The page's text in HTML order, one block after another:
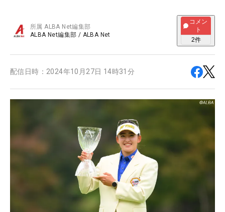
所属ALBA Net編集部
ALBA Net編集部 / ALBA Net
コメン
ト
2件
配信日時： 2024年10月27日 14時31分